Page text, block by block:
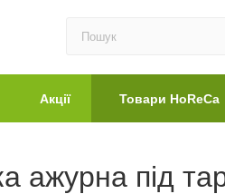
Акції Товари HoReCa
ажурна під